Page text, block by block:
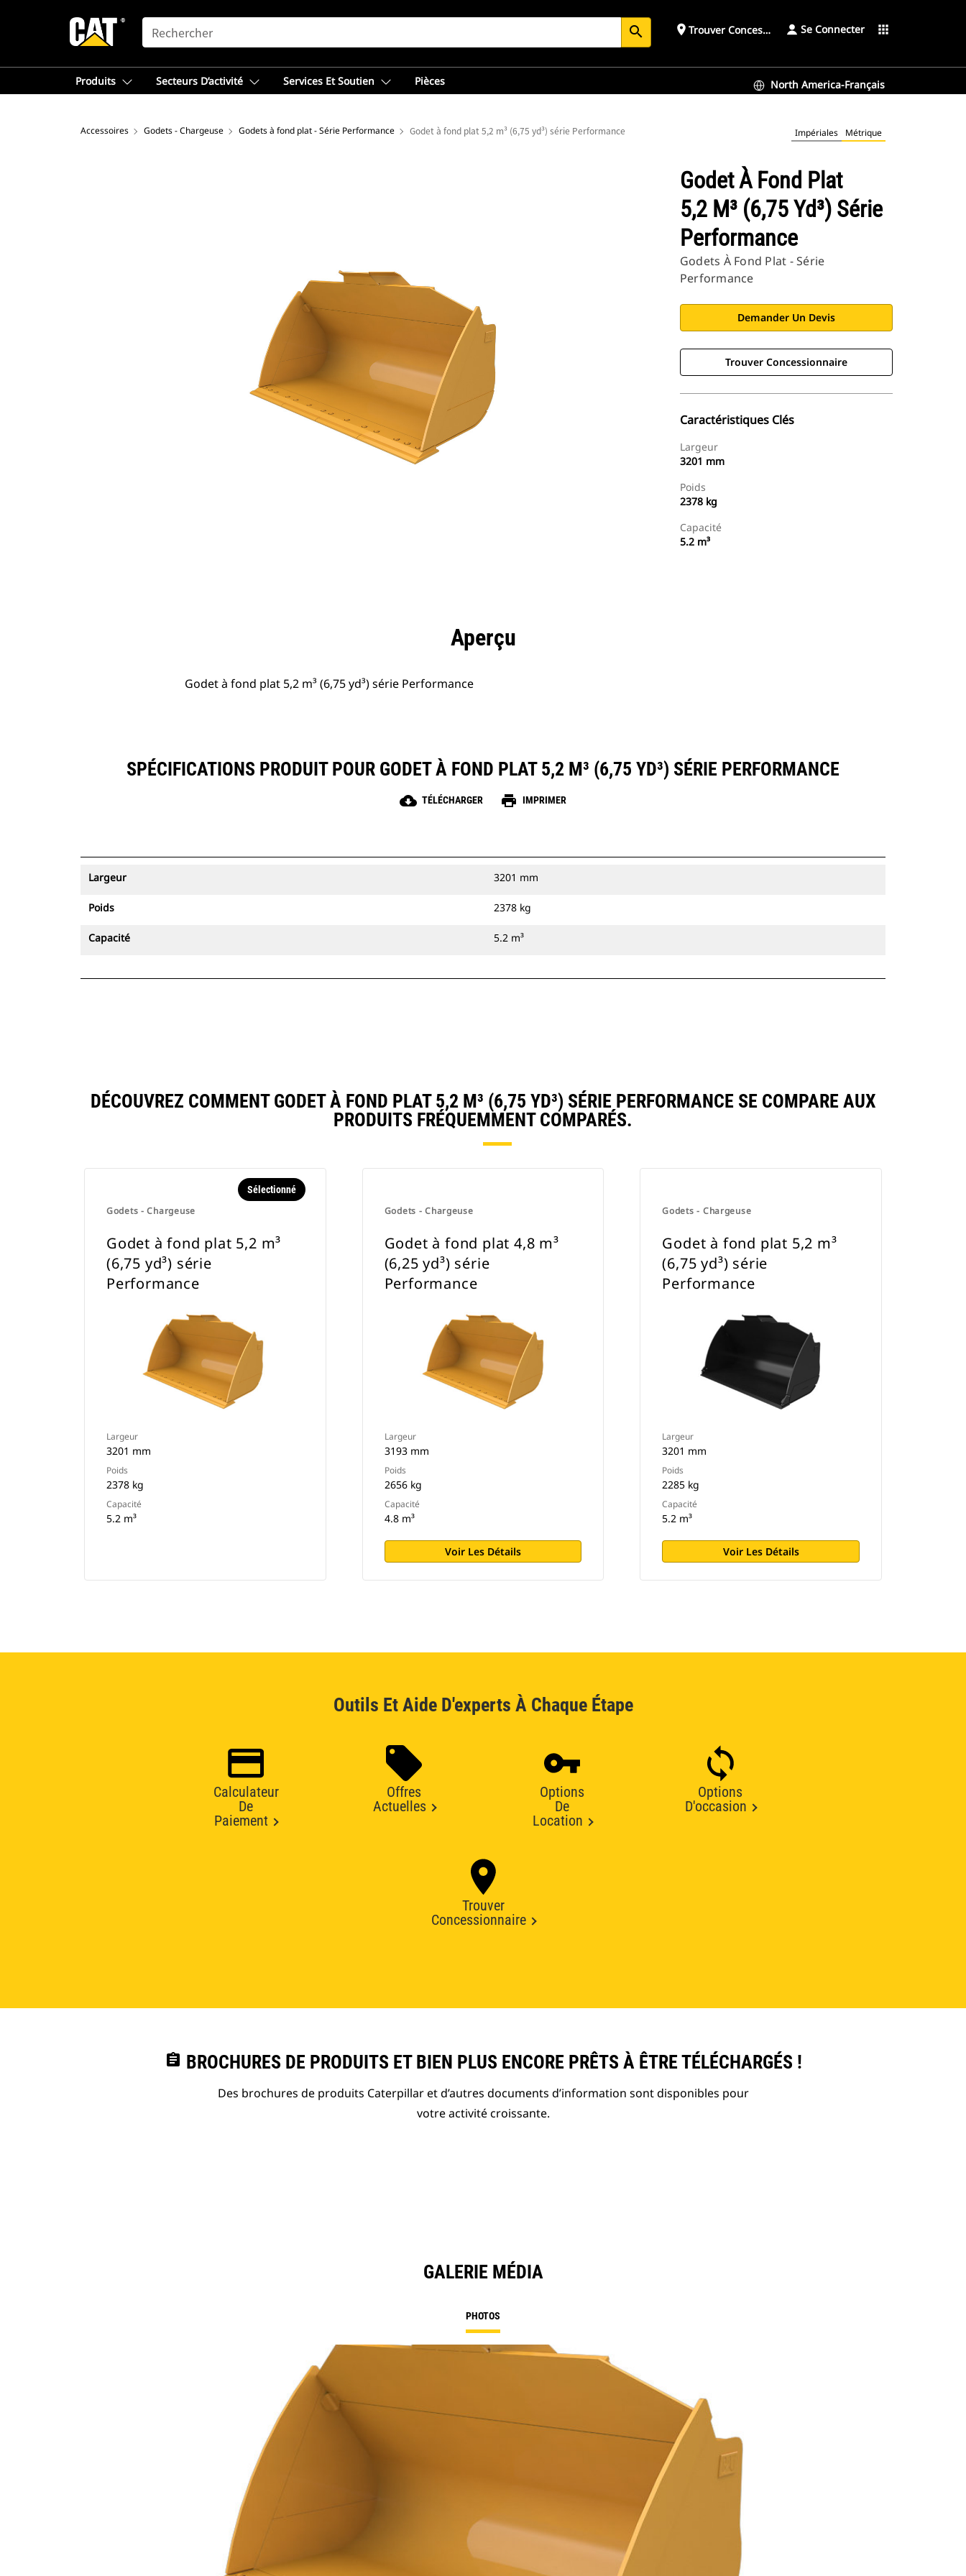
SEARCH search place Trouver ConcessionnaireSe Connecter apps
Produits Secteurs D’activité Services Et Soutien Pièces North America-Français
Accessoires Godets - Chargeuse Godets à fond plat - Série Performance Godet à fond plat 5,2 m³ (6,75 yd³) série Performance Impériales Métrique
Godet À Fond Plat
5,2 M³ (6,75 Yd³) Série
Performance
Godets À Fond Plat - Série
Performance
Demander Un Devis
Trouver Concessionnaire
Caractéristiques Clés
Largeur
3201 mm
Poids
2378 kg
Capacité
5.2 m³
Aperçu
Godet à fond plat 5,2 m³ (6,75 yd³) série Performance
SPÉCIFICATIONS PRODUIT POUR GODET À FOND PLAT 5,2 M³ (6,75 YD³) SÉRIE PERFORMANCE
cloud_download TÉLÉCHARGER print IMPRIMER
Largeur 3201 mm
Poids 2378 kg
Capacité 5.2 m³
DÉCOUVREZ COMMENT GODET À FOND PLAT 5,2 M³ (6,75 YD³) SÉRIE PERFORMANCE SE COMPARE AUX
PRODUITS FRÉQUEMMENT COMPARÉS.
Godets - Chargeuse
Sélectionné
Godet à fond plat 5,2 m³
(6,75 yd³) série
Performance
Largeur
3201 mm
Poids
2378 kg
Capacité
5.2 m³
Godets - Chargeuse
Godet à fond plat 4,8 m³
(6,25 yd³) série
Performance
Largeur
3193 mm
Poids
2656 kg
Capacité
4.8 m³
Voir Les Détails
Godets - Chargeuse
Godet à fond plat 5,2 m³
(6,75 yd³) série
Performance
Largeur
3201 mm
Poids
2285 kg
Capacité
5.2 m³
Voir Les Détails
Outils Et Aide D'experts À Chaque Étape
Calculateur
De
Paiement
Offres
Actuelles
Options
De
Location
Options
D'occasion
Trouver
Concessionnaire
assignment BROCHURES DE PRODUITS ET BIEN PLUS ENCORE PRÊTS À ÊTRE TÉLÉCHARGÉS !
Des brochures de produits Caterpillar et d’autres documents d’information sont disponibles pour
votre activité croissante.
GALERIE MÉDIA
PHOTOS